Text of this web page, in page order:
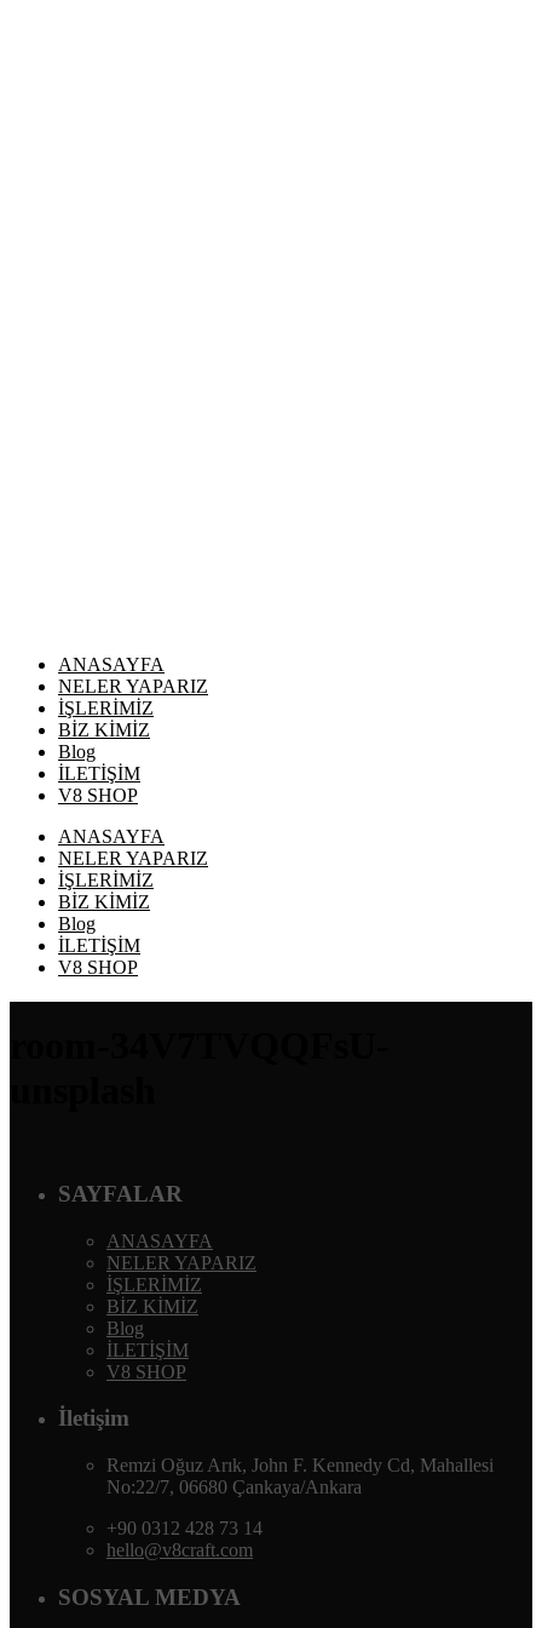
ANASAYFA
NELER YAPARIZ
İŞLERİMİZ
BİZ KİMİZ
Blog
İLETİŞİM
V8 SHOP
ANASAYFA
NELER YAPARIZ
İŞLERİMİZ
BİZ KİMİZ
Blog
İLETİŞİM
V8 SHOP
SAYFALAR
ANASAYFA
NELER YAPARIZ
İŞLERİMİZ
BİZ KİMİZ
Blog
İLETİŞİM
V8 SHOP
İletişim
Remzi Oğuz Arık, John F. Kennedy Cd, Mahallesi
No:22/7, 06680 Çankaya/Ankara
+90 0312 428 73 14
hello@v8craft.com
SOSYAL MEDYA